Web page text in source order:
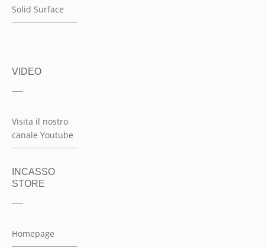
Solid Surface
VIDEO
Visita il nostro
canale Youtube
INCASSO
STORE
Homepage